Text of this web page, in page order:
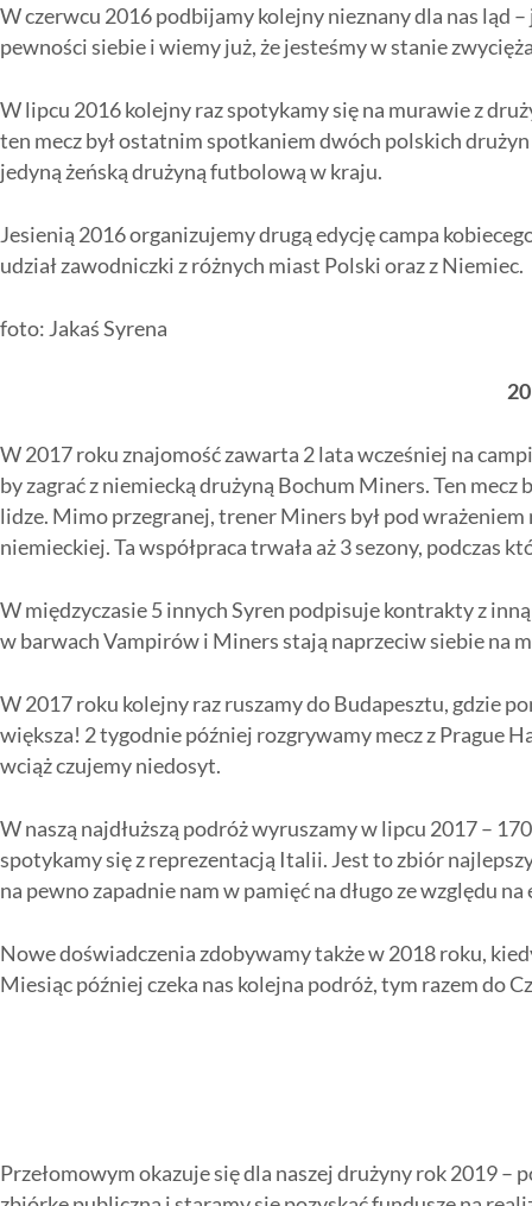
W czerwcu 2016 podbijamy kolejny nieznany dla nas ląd
pewności siebie i wiemy już, że jesteśmy w stanie
W lipcu 2016 kolejny raz spotykamy się na murawie z
ten mecz był ostatnim spotkaniem dwóch polskich
jedyną żeńską drużyną futbolową w kraju.
Jesienią 2016 organizujemy drugą edycję campa
udział zawodniczki z różnych miast Polski oraz z Niemiec.
foto: Jakaś Syrena
W 2017 roku znajomość zawarta 2 lata wcześniej na
by zagrać z niemiecką drużyną Bochum Miners. Ten
lidze. Mimo przegranej, trener Miners był pod
niemieckiej. Ta współpraca trwała aż 3 sezony, podczas
W międzyczasie 5 innych Syren podpisuje kontrakty z
w barwach Vampirów i Miners stają naprzeciw siebie na
W 2017 roku kolejny raz ruszamy do Budapesztu, gdzie
większa! 2 tygodnie później rozgrywamy mecz z Prague
wciąż czujemy niedosyt.
W naszą najdłuższą podróż wyruszamy w lipcu 2017 –
spotykamy się z reprezentacją Italii. Jest to zbiór
na pewno zapadnie nam w pamięć na długo ze względu
Nowe doświadczenia zdobywamy także w 2018 roku,
Miesiąc później czeka nas kolejna podróż, tym razem do
Przełomowym okazuje się dla naszej drużyny rok 2019